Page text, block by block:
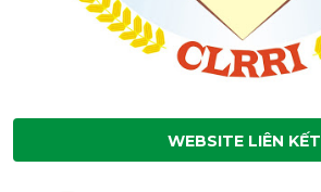
WEBSITE LIÊN KẾT